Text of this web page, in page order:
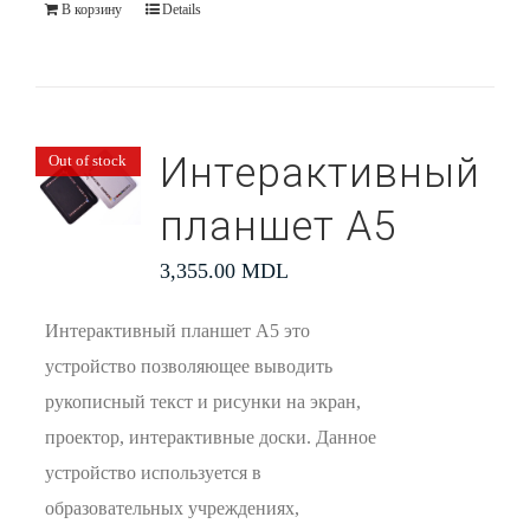
В корзину Details
Out of stock
Интерактивный
планшет А5
3,355.00 MDL
Интерактивный планшет А5 это
устройство позволяющее выводить
рукописный текст и рисунки на экран,
проектор, интерактивные доски. Данное
устройство используется в
образовательных учреждениях,